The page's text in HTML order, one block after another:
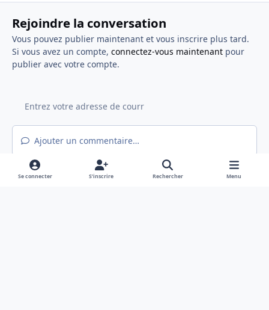
Rejoindre la conversation
Vous pouvez publier maintenant et vous inscrire plus tard.
Si vous avez un compte, connectez-vous maintenantpour
publier avec votre compte.
Ajouter un commentaire…
Se connecter S’inscrire Rechercher Menu